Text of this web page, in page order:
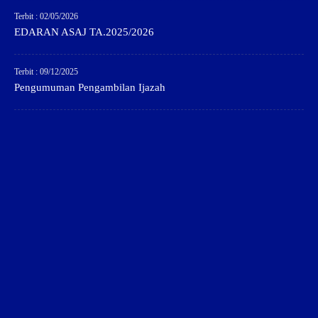
Terbit : 02/05/2026
EDARAN ASAJ TA.2025/2026
Terbit : 09/12/2025
Pengumuman Pengambilan Ijazah